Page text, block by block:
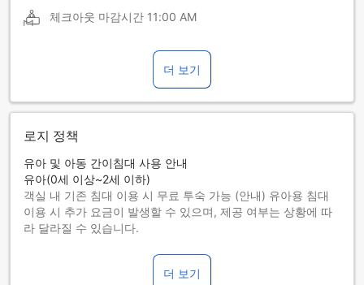
체크아웃 마감시간 11:00 AM
더 보기
로지 정책
유아 및 아동 간이침대 사용 안내
유아(0세 이상~2세 이하)
객실 내 기존 침대 이용 시 무료 투숙 가능 (안내) 유아용 침대
이용 시 추가 요금이 발생할 수 있으며, 제공 여부는 상황에 따
라 달라질 수 있습니다.
객실 내 기존 침대를 이용하면 무료로 투숙할 수 있습니다.
13세 이상 투숙객은 성인으로 간주합니다.
더 보기